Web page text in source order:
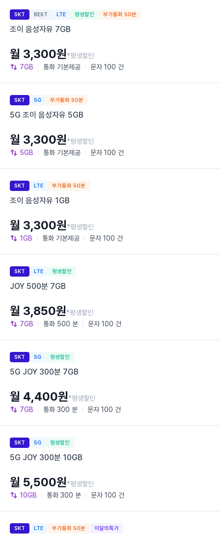
SKT BEST LTE 평생할인 부가통화 50분
조이 음성자유 7GB
7GB 통화 기본제공 문자 100 건
월 3,300원*평생할인
SKT 5G 부가통화 50분
5G 조이 음성자유 5GB
5GB 통화 기본제공 문자 100 건
월 3,300원*평생할인
SKT LTE 부가통화 50분
조이 음성자유 1GB
1GB 통화 기본제공 문자 100 건
월 3,300원*평생할인
SKT LTE 평생할인
JOY 500분 7GB
7GB 통화 500 분 문자 100 건
월 3,850원*평생할인
SKT 5G 평생할인
5G JOY 300분 7GB
7GB 통화 300 분 문자 100 건
월 4,400원*평생할인
SKT 5G 평생할인
5G JOY 300분 10GB
10GB 통화 300 분 문자 100 건
월 5,500원*평생할인
SKT LTE 부가통화 50분 이달의특가